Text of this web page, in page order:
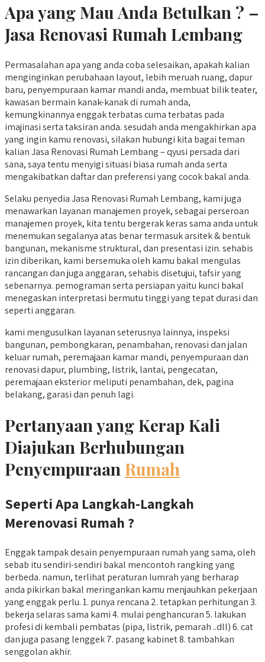
Apa yang Mau Anda Betulkan ? –
Jasa Renovasi Rumah Lembang
Permasalahan apa yang anda coba selesaikan, apakah kalian
menginginkan perubahaan layout, lebih meruah ruang, dapur
baru, penyempuraan kamar mandi anda, membuat bilik teater,
kawasan bermain kanak-kanak di rumah anda,
kemungkinannya enggak terbatas cuma terbatas pada
imajinasi serta taksiran anda. sesudah anda mengakhirkan apa
yang ingin kamu renovasi, silakan hubungi kita bagai teman
kalian Jasa Renovasi Rumah Lembang – qyusi persada dari
sana, saya tentu menyigi situasi biasa rumah anda serta
mengakibatkan daftar dan preferensi yang cocok bakal anda.
Selaku penyedia Jasa Renovasi Rumah Lembang, kami juga
menawarkan layanan manajemen proyek, sebagai perseroan
manajemen proyek, kita tentu bergerak keras sama anda untuk
menemukan segalanya atas benar termasuk arsitek & bentuk
bangunan, mekanisme struktural, dan presentasi izin. sehabis
izin diberikan, kami bersemuka oleh kamu bakal mengulas
rancangan dan juga anggaran, sehabis disetujui, tafsir yang
sebenarnya. pemograman serta persiapan yaitu kunci bakal
menegaskan interpretasi bermutu tinggi yang tepat durasi dan
seperti anggaran.
kami mengusulkan layanan seterusnya lainnya, inspeksi
bangunan, pembongkaran, penambahan, renovasi dan jalan
keluar rumah, peremajaan kamar mandi, penyempuraan dan
renovasi dapur, plumbing, listrik, lantai, pengecatan,
peremajaan eksterior meliputi penambahan, dek, pagina
belakang, garasi dan penuh lagi.
Pertanyaan yang Kerap Kali
Diajukan Berhubungan
Penyempuraan Rumah
Seperti Apa Langkah-Langkah
Merenovasi Rumah ?
Enggak tampak desain penyempuraan rumah yang sama, oleh
sebab itu sendiri-sendiri bakal mencontoh rangking yang
berbeda. namun, terlihat peraturan lumrah yang berharap
anda pikirkan bakal meringankan kamu menjauhkan pekerjaan
yang enggak perlu. 1. punya rencana 2. tetapkan perhitungan 3.
bekerja selaras sama kami 4. mulai penghancuran 5. lakukan
profesi di kembali pembatas (pipa, listrik, pemarah ..dll) 6. cat
dan juga pasang lenggek 7. pasang kabinet 8. tambahkan
senggolan akhir.